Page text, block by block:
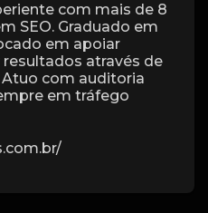
com mais de 8
SEO. Graduado em
em apoiar
através de
com auditoria
em tráfego